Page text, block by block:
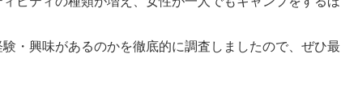
・興味があるのかを徹底的に調査しましたので、ぜひ最